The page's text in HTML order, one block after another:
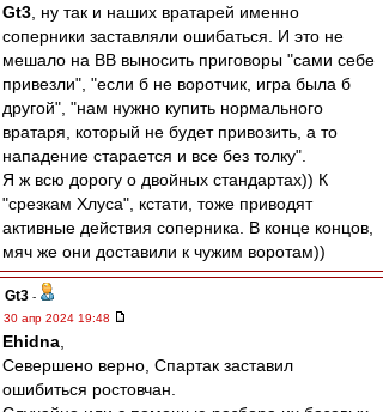
Gt3 , ну так и наших вратарей именно
соперники заставляли ошибаться. И это не
мешало на ВВ выносить приговоры "сами себе
привезли", "если б не воротчик, игра была б
другой", "нам нужно купить нормального
вратаря, который не будет привозить, а то
нападение старается и все без толку".
Я ж всю дорогу о двойных стандартах)) К
"срезкам Хлуса", кстати, тоже приводят
активные действия соперника. В конце концов,
мяч же они доставили к чужим воротам))
Gt3 -
30 апр 2024 19:48
Ehidna
Севершено верно, Спартак заставил
ошибиться ростовчан.